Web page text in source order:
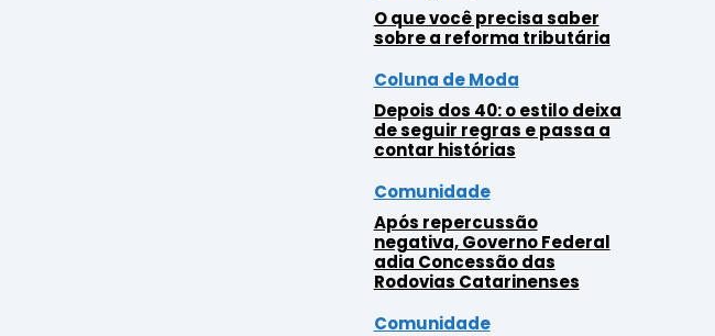
O que você precisa saber
sobre a reforma tributária
Coluna de Moda
Depois dos 40: o estilo deixa
de seguir regras e passa a
contar histórias
Comunidade
Após repercussão
negativa, Governo Federal
adia Concessão das
Rodovias Catarinenses
Comunidade